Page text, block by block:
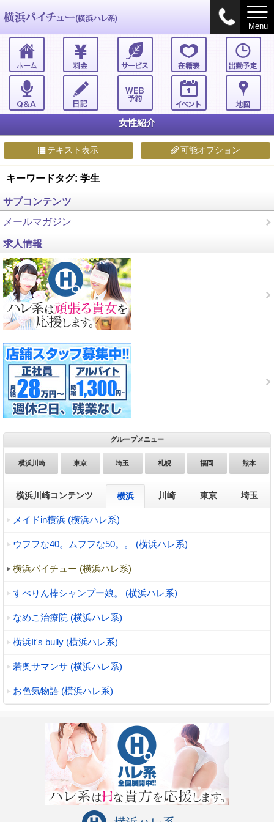
Menu
女性紹介
テキスト表示 可能オプション
キーワードタグ: 学生
サブコンテンツ
メールマガジン
求人情報
グループメニュー
横浜川崎 東京 埼玉 札幌 福岡 熊本
横浜川崎コンテンツ 横浜 川崎 東京 埼玉
メイドin横浜 (横浜ハレ系)
ウフフな40。ムフフな50。。 (横浜ハレ系)
横浜パイチュー (横浜ハレ系)
すべりん棒シャンプー娘。 (横浜ハレ系)
なめこ治療院 (横浜ハレ系)
横浜It's bully (横浜ハレ系)
若奥サマンサ (横浜ハレ系)
お色気物語 (横浜ハレ系)